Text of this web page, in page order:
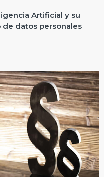
Artificial y su
datos personales